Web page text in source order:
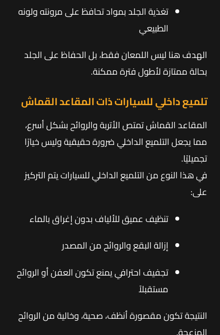
تغذية الجلد بمواد تحافظ على مرونته ولونه
الطبيعي
الهدف هنا ليس اللمعان فقط، بل الحفاظ على الجلد
بحالة ممتازة لأطول فترة ممكنة.
تلميع داخلي للسيارات ذات المقاعد القماش
المقاعد القماش تمتص الأتربة والروائح بشكل أسرع،
مما يجعل التلميع الداخلي ضرورة حقيقية وليس خيارًا
تجميليًا.
في هذا النوع من التلميع الداخلي للسيارات يتم التركيز
على:
تنظيف عميق للألياف بدون إغراق بالماء
إزالة البقع والروائح من المصدر
تجفيف احترافي يمنع تكون العفن أو الروائح
مستقبلاً
النتيجة تكون مقصورة أنظف، صحية، وخالية من الروائح